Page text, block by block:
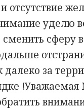
отсутствие
уделю
сферу
за